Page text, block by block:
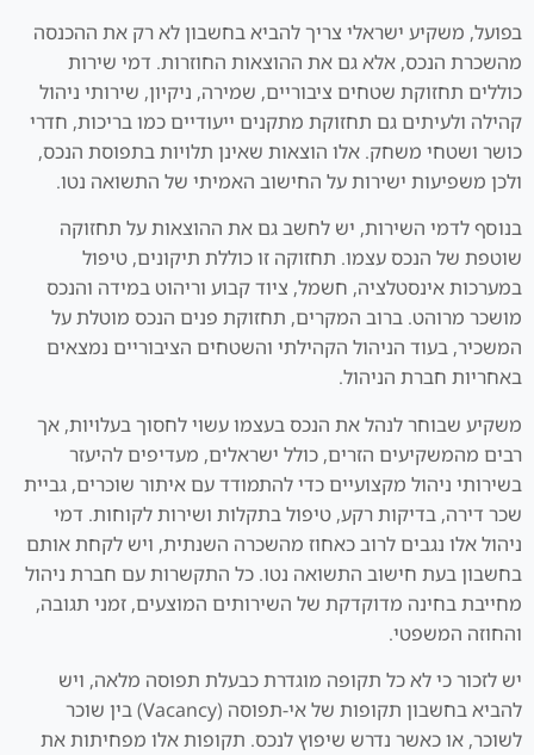
בפועל, משקיע ישראלי צריך להביא בחשבון לא רק את ההכנסה
מהשכרת הנכס, אלא גם את ההוצאות החוזרות. דמי שירות
כוללים תחזוקת שטחים ציבוריים, שמירה, ניקיון, שירותי ניהול
קהילה ולעיתים גם תחזוקת מתקנים ייעודיים כמו בריכות, חדרי
כושר ושטחי משחק. אלו הוצאות שאינן תלויות בתפוסת הנכס,
ולכן משפיעות ישירות על החישוב האמיתי של התשואה נטו.
בנוסף לדמי השירות, יש לחשב גם את ההוצאות על תחזוקה
שוטפת של הנכס עצמו. תחזוקה זו כוללת תיקונים, טיפול
במערכות אינסטלציה, חשמל, ציוד קבוע וריהוט במידה והנכס
מושכר מרוהט. ברוב המקרים, תחזוקת פנים הנכס מוטלת על
המשכיר, בעוד הניהול הקהילתי והשטחים הציבוריים נמצאים
באחריות חברת הניהול.
משקיע שבוחר לנהל את הנכס בעצמו עשוי לחסוך בעלויות, אך
רבים מהמשקיעים הזרים, כולל ישראלים, מעדיפים להיעזר
בשירותי ניהול מקצועיים כדי להתמודד עם איתור שוכרים, גביית
שכר דירה, בדיקות רקע, טיפול בתקלות ושירות לקוחות. דמי
ניהול אלו נגבים לרוב כאחוז מהשכרה השנתית, ויש לקחת אותם
בחשבון בעת חישוב התשואה נטו. כל התקשרות עם חברת ניהול
מחייבת בחינה מדוקדקת של השירותים המוצעים, זמני תגובה,
והחוזה המשפטי.
יש לזכור כי לא כל תקופה מוגדרת כבעלת תפוסה מלאה, ויש
להביא בחשבון תקופות של אי-תפוסה (Vacancy) בין שוכר
לשוכר, או כאשר נדרש שיפוץ לנכס. תקופות אלו מפחיתות את